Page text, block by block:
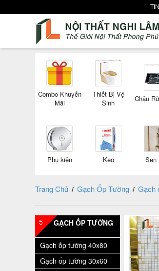
Combo Khuyến
Mãi
Thiết Bị Vệ
Sinh
Chậu
Phụ kiện Keo Sen
Trang Chủ / Gạch Ốp Tường / Gạch
5 GẠCH ỐP TƯỜNG
Gạch ốp tường 40x80
Gạch ốp tường 30x60